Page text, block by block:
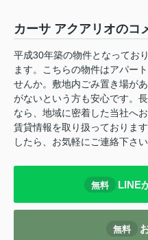
カーサ アクアリオのコ
平成30年築の物件となってお
ます。こちらの物件はアパー
せんか。敷地内ごみ置き場が
がないという方も安心です。
なら、地域に密着した当社へ
賃貸情報を取り扱っておりま
したら、お気軽にご連絡下さい
無料 LINE
無料